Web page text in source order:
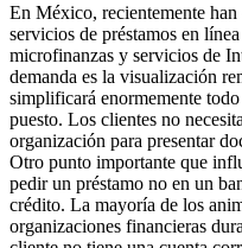
En México, recientemente
servicios de préstamos en
microfinanzas y servicios de
demanda es la visualización
simplificará enormemente
puesto. Los clientes no
organización para presentar
Otro punto importante que
pedir un préstamo no en un
crédito. La mayoría de los
organizaciones financieras